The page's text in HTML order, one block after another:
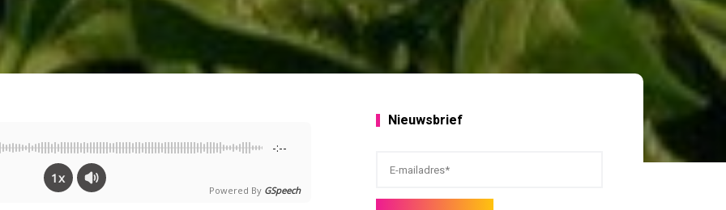
-:--
1x
Powered By GSpeech
Nieuwsbrief